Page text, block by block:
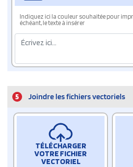
Indiquez ici la couleur souhaitée pour
échéant, le texte à insérer
5 Joindre les fichiers vectoriels
TÉLÉCHARGER
VOTRE FICHIER
VECTORIEL